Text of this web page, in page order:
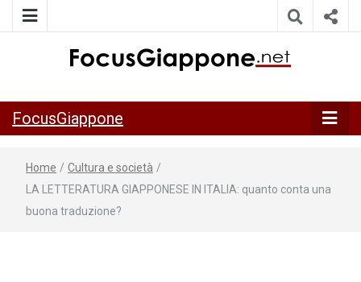
della Japan Italy Economic Federation
FocusGiappone
Home / Cultura e società /
LA LETTERATURA GIAPPONESE IN ITALIA: quanto conta una
buona traduzione?